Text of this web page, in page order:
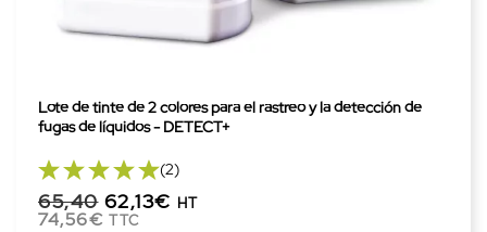
Lote de tinte de 2 colores para el rastreo y la detección de
fugas de líquidos - DETECT+
(2)
65,40 62,13€ HT
74,56€ TTC